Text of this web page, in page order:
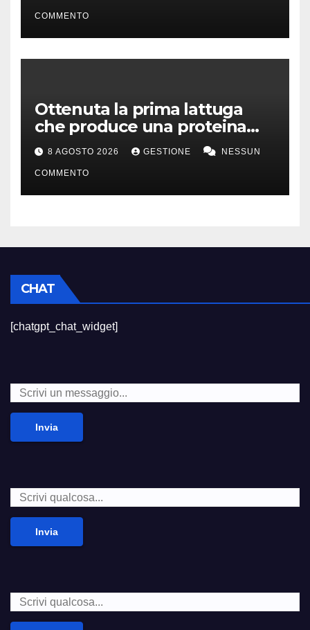
COMMENTO
Ottenuta la prima lattuga
che produce una proteina
chiave della carne
8 AGOSTO 2026 GESTIONE NESSUN
COMMENTO
CHAT
[chatgpt_chat_widget]
Invia
Invia